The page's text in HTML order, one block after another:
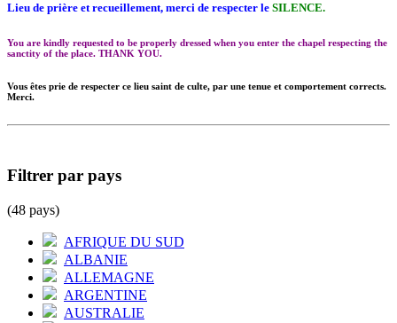
Lieu de prière et recueillement, merci de respecter le SILENCE.
You are kindly requested to be properly dressed when you enter the chapel respecting the
sanctity of the place. THANK YOU.
Vous êtes prie de respecter ce lieu saint de culte, par une tenue et comportement corrects.
Merci.
Filtrer par pays
(48 pays)
AFRIQUE DU SUD
ALBANIE
ALLEMAGNE
ARGENTINE
AUSTRALIE